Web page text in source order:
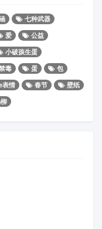
七种武器
爱
公益
小破孩生蛋
毒 蛋
包
表情 春节
壁纸